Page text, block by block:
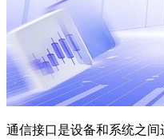
通信接口是设备和系统之